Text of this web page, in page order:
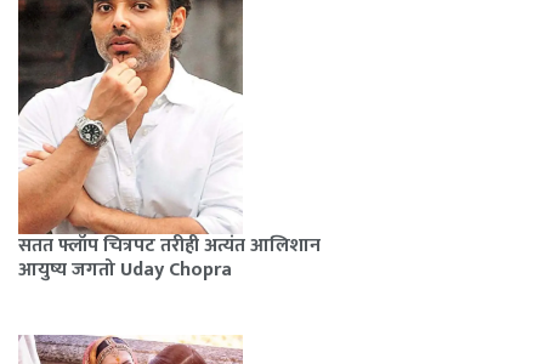
सतत फ्लॉप चित्रपट तरीही अत्यंत आलिशान
आयुष्य जगतो Uday Chopra